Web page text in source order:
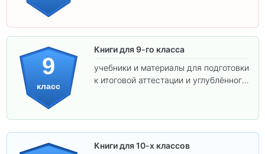
9
класс
Книги для 9-го класса
учебники и материалы для подготовки
к итоговой аттестации и углублённого
Книги для 10-х классов